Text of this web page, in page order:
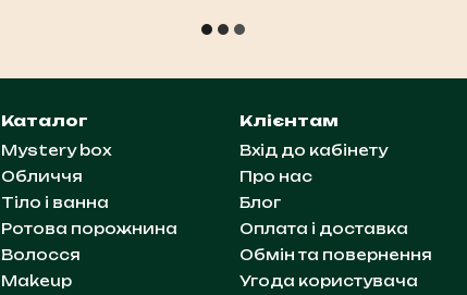
Каталог
Mystery box
Обличчя
Тіло і ванна
Ротова порожнина
Волосся
Makeup
Клієнтам
Вхід до кабінету
Про нас
Блог
Оплата і доставка
Обмін та повернення
Угода користувача